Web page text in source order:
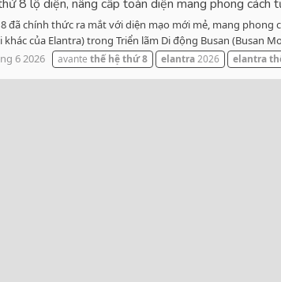
8 lộ diện, nâng cấp toàn diện mang phong cách
đã chính thức ra mắt với diện mạo mới mẻ, mang
của Elantra) trong Triển lãm Di động Busan (Busan
6 2026 avante thế hệthứ8 elantra2026 elantra